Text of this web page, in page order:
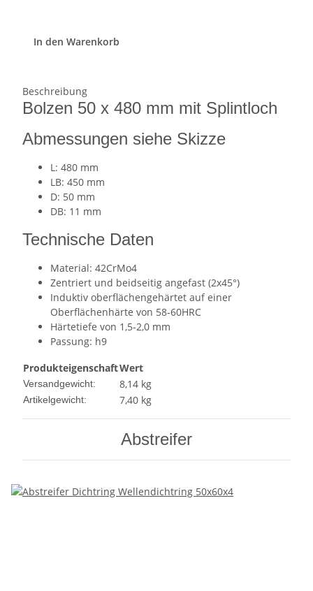
In den Warenkorb
Beschreibung
Bolzen 50 x 480 mm mit Splintloch
Abmessungen siehe Skizze
L: 480 mm
LB: 450 mm
D: 50 mm
DB: 11 mm
Technische Daten
Material: 42CrMo4
Zentriert und beidseitig angefast (2x45°)
Induktiv oberflächengehärtet auf einer
Oberflächenhärte von 58-60HRC
Härtetiefe von 1,5-2,0 mm
Passung: h9
ProdukteigenschaftWert
Versandgewicht: 8,14 kg
Artikelgewicht: 7,40 kg
Abstreifer